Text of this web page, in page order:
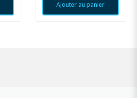
Ajouter au panier